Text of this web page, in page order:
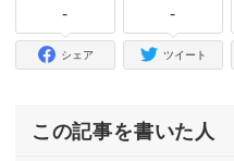
-
シェア
-
ツイート
この記事を書いた人